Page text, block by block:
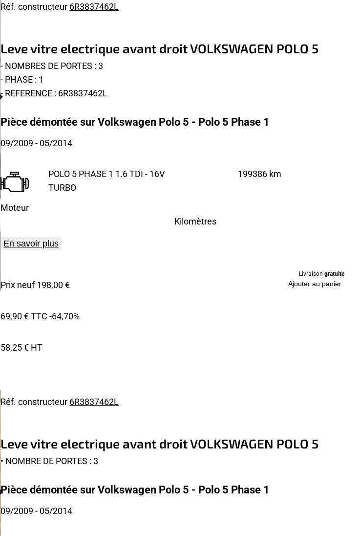
Réf. constructeur 6R3837462L
Leve vitre electrique avant droit VOLKSWAGEN POLO 5
- NOMBRES DE PORTES : 3
- PHASE : 1
- REFERENCE : 6R3837462L
Pièce démontée sur Volkswagen Polo 5 - Polo 5 Phase 1
09/2009 - 05/2014
Moteur
POLO 5 PHASE 1 1.6 TDI - 16V
TURBO
Kilomètres
199386 km
En savoir plus
Prix neuf 198,00 €
69,90 € TTC -64,70%
58,25 € HT
Livraison gratuite
Ajouter au panier
Réf. constructeur 6R3837462L
Leve vitre electrique avant droit VOLKSWAGEN POLO 5
• NOMBRE DE PORTES : 3
Pièce démontée sur Volkswagen Polo 5 - Polo 5 Phase 1
09/2009 - 05/2014